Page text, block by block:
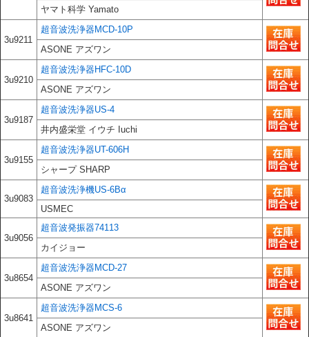
ヤマト科学 Yamato
3u9211
超音波洗浄器MCD-10P
ASONE アズワン
3u9210
超音波洗浄器HFC-10D
ASONE アズワン
3u9187
超音波洗浄器US-4
井内盛栄堂 イウチ Iuchi
3u9155
超音波洗浄器UT-606H
シャープ SHARP
3u9083
超音波洗浄機US-6Bα
USMEC
3u9056
超音波発振器74113
カイジョー
3u8654
超音波洗浄器MCD-27
ASONE アズワン
3u8641
超音波洗浄器MCS-6
ASONE アズワン